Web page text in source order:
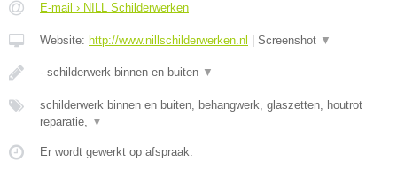
E-mail › NILL Schilderwerken
Website: http://www.nillschilderwerken.nl Screenshot ▼
- schilderwerk binnen en buiten ▼
schilderwerk binnen en buiten, behangwerk, glaszetten, houtrot
reparatie, ▼
Er wordt gewerkt op afspraak.